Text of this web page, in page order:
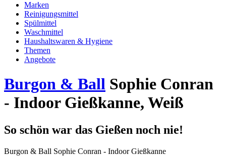
Marken
Reinigungsmittel
Spülmittel
Waschmittel
Haushaltswaren & Hygiene
Themen
Angebote
Burgon & Ball Sophie Conran
- Indoor Gießkanne, Weiß
So schön war das Gießen noch nie!
Burgon & Ball Sophie Conran - Indoor Gießkanne